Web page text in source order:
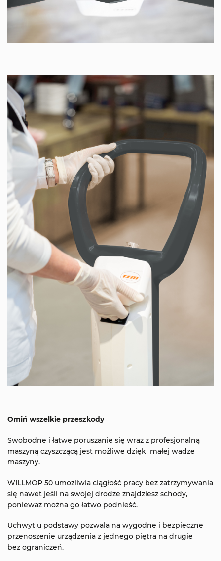
Omiń wszelkie przeszkody
Swobodne i łatwe poruszanie się wraz z profesjonalną
maszyną czyszczącą jest możliwe dzięki małej wadze
maszyny.
WILLMOP 50 umożliwia ciągłość pracy bez zatrzymywania
się nawet jeśli na swojej drodze znajdziesz schody,
ponieważ można go łatwo podnieść.
Uchwyt u podstawy pozwala na wygodne i bezpieczne
przenoszenie urządzenia z jednego piętra na drugie
bez ograniczeń.